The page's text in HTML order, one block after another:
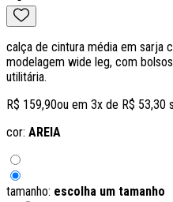
calça de cintura média em sarja
modelagem wide leg, com
utilitária.
R$ 159,90ou em 3x de R$ 53,30
cor: AREIA
tamanho: escolha um tamanho